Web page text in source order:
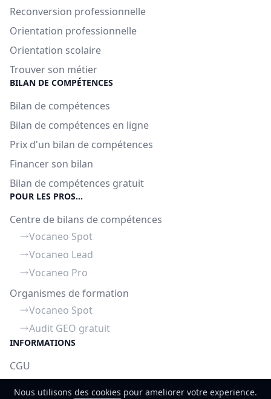
Reconversion professionnelle
Orientation professionnelle
Orientation scolaire
Trouver son métier
BILAN DE COMPÉTENCES
Bilan de compétences
Bilan de compétences en ligne
Prix d'un bilan de compétences
Financer son bilan
Bilan de compétences gratuit
POUR LES PROS...
Centre de bilans de compétences
Vocaneo Spot
Vocaneo Lead
Vocaneo Pro
Organismes de formation
Vocaneo Spot
Audit GEO gratuit
INFORMATIONS
CGU
Nous utilisons des cookies pour ameliorer votre experience.